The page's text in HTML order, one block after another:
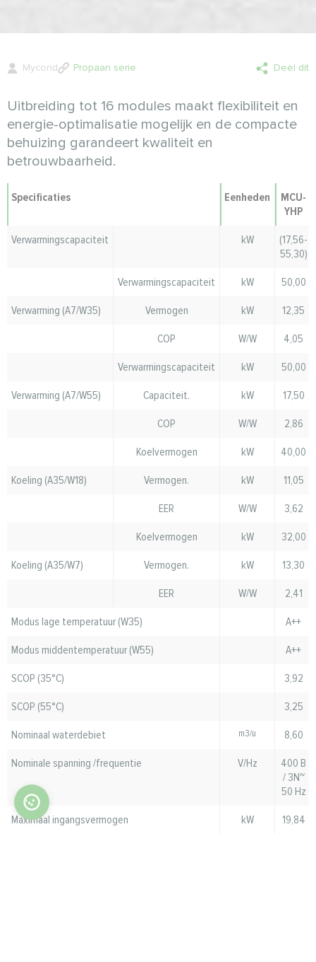
Mycond Propaan serie Deel dit
Uitbreiding tot 16 modules maakt flexibiliteit en
energie-optimalisatie mogelijk en de compacte
behuizing garandeert kwaliteit en
betrouwbaarheid.
Specificaties Eenheden
MCU-
YHP
Verwarmingscapaciteit
kW
(17,56-
55,30)
Verwarmingscapaciteit
kW
50,00
Verwarming (A7/W35)
Vermogen kW
12,35
COP
W/W
4,05
Verwarmingscapaciteit
kW
50,00
Verwarming (A7/W55)
Capaciteit. kW
17,50
COP
W/W
2,86
Koelvermogen
kW
40,00
Koeling (A35/W18)
Vermogen. kW
11,05
EER
W/W
3,62
Koelvermogen
kW
32,00
Koeling (A35/W7)
Vermogen. kW
13,30
EER
W/W
2,41
Modus lage temperatuur (W35)
A++
Modus middentemperatuur (W55)
A++
SCOP (35°C)
3,92
SCOP (55°C)
3,25
Nominaal waterdebiet
m3/u
8,60
Nominale spanning /frequentie
V/Hz
400 В
/ 3N~
50 Hz
Maximaal ingangsvermogen
kW
19,84